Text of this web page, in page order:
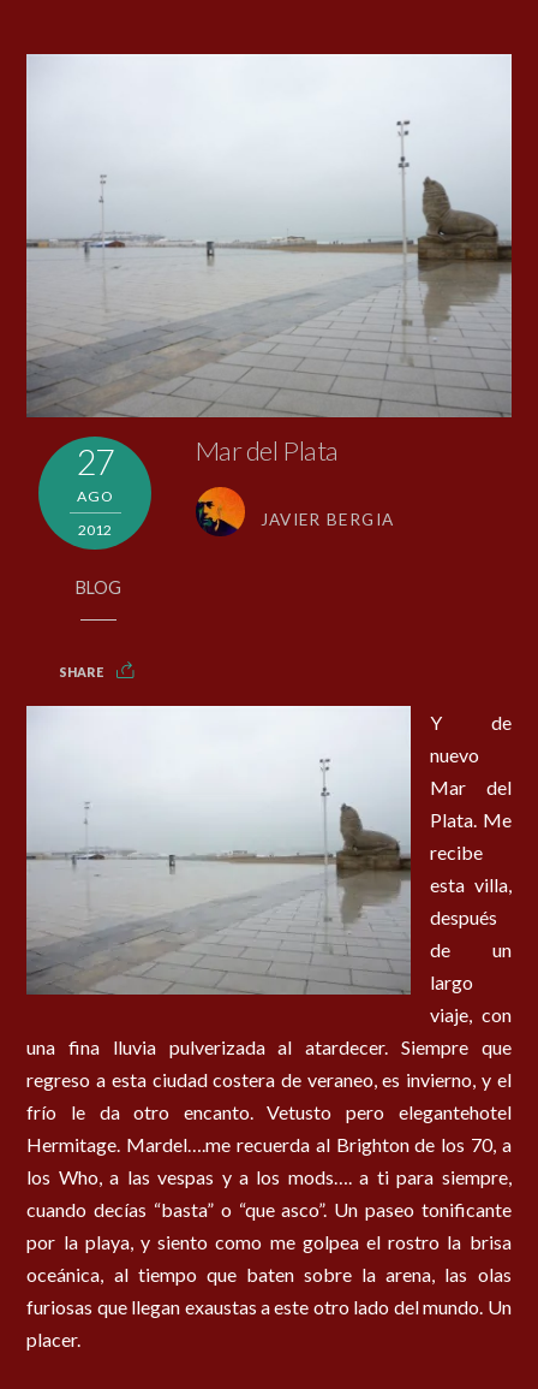
27
AGO
2012
BLOG
SHARE
Mar del Plata
JAVIER BERGIA
Y de
nuevo
Mar del
Plata. Me
recibe
esta villa,
después
de un
largo
viaje, con
una fina lluvia pulverizada al atardecer. Siempre que
regreso a esta ciudad costera de veraneo, es invierno, y el
frío le da otro encanto. Vetusto pero elegantehotel
Hermitage. Mardel….me recuerda al Brighton de los 70, a
los Who, a las vespas y a los mods…. a ti para siempre,
cuando decías “basta” o “que asco”. Un paseo tonificante
por la playa, y siento como me golpea el rostro la brisa
oceánica, al tiempo que baten sobre la arena, las olas
furiosas que llegan exaustas a este otro lado del mundo. Un
placer.